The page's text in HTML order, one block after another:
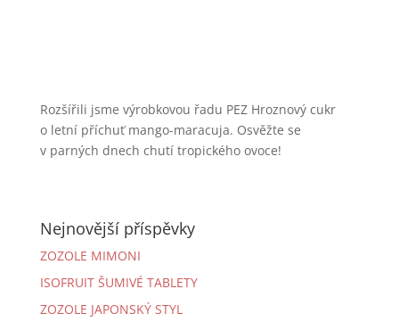
Rozšířili jsme výrobkovou řadu PEZ Hroznový cukr
o letní příchuť mango-maracuja. Osvěžte se
v parných dnech chutí tropického ovoce!
Nejnovější příspěvky
ZOZOLE MIMONI
ISOFRUIT ŠUMIVÉ TABLETY
ZOZOLE JAPONSKÝ STYL